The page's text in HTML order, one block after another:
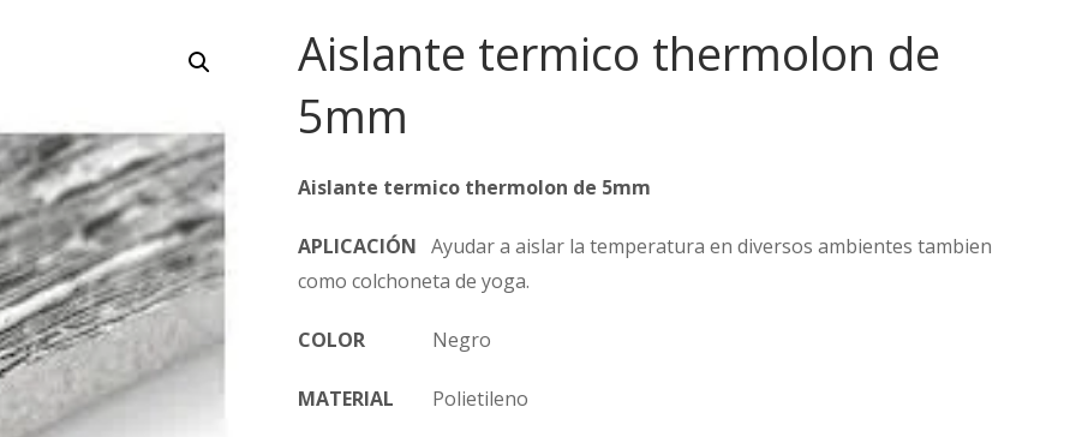
Aislante termico thermolon de
5mm
Aislante termico thermolon de 5mm
APLICACIÓN Ayudar a aislar la temperatura en diversos ambientes tambien
como colchoneta de yoga.
COLOR Negro
MATERIAL Polietileno